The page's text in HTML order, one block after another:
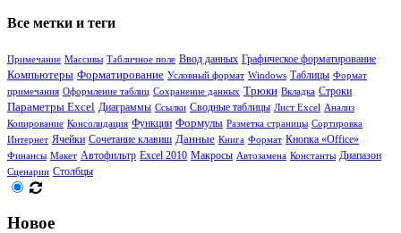
Все метки и теги
Примечание Массивы Табличное поле Ввод данных Графическое форматирование
Компьютеры Форматирование Условный формат Windows Таблицы Формат
примечания Оформление таблиц Сохранение данных Трюки Вкладка Строки
Параметры Excel Диаграммы Ссылки Сводные таблицы Лист Excel Анализ
Копирование Консолидация Функции Формулы Разметка страницы Сортировка
Интернет Ячейки Сочетание клавиш Данные Книга Формат Кнопка «Office»
Финансы Макет Автофильтр Excel 2010 Макросы Автозамена Константы Диапазон
Сценарии Столбцы
Новое